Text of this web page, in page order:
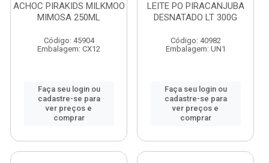
ACHOC PIRAKIDS MILKMOO
MIMOSA 250ML
Código: 45904
Embalagem: CX12
Faça seu login ou
cadastre-se para
ver preços e
comprar
LEITE PO PIRACANJUBA
DESNATADO LT 300G
Código: 40982
Embalagem: UN1
Faça seu login ou
cadastre-se para
ver preços e
comprar